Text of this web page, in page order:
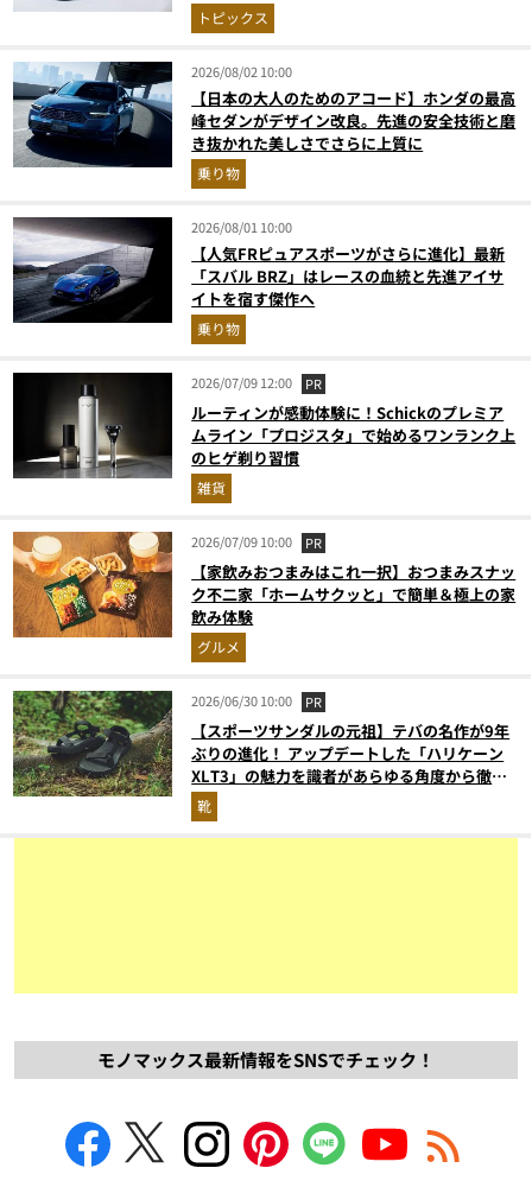
トピックス
2026/08/02 10:00
【日本の大人のためのアコード】ホンダの最高
峰セダンがデザイン改良。先進の安全技術と磨
き抜かれた美しさでさらに上質に
乗り物
2026/08/01 10:00
【人気FRピュアスポーツがさらに進化】最新
「スバル BRZ」はレースの血統と先進アイサ
イトを宿す傑作へ
乗り物
2026/07/09 12:00 PR
ルーティンが感動体験に！Schickのプレミア
ムライン「プロジスタ」で始めるワンランク上
のヒゲ剃り習慣
雑貨
2026/07/09 10:00 PR
【家飲みおつまみはこれ一択】おつまみスナッ
ク不二家「ホームサクッと」で簡単＆極上の家
飲み体験
グルメ
2026/06/30 10:00 PR
【スポーツサンダルの元祖】テバの名作が9年
ぶりの進化！ アップデートした「ハリケーン
XLT3」の魅力を識者があらゆる角度から徹底
解説！
靴
モノマックス最新情報をSNSでチェック！